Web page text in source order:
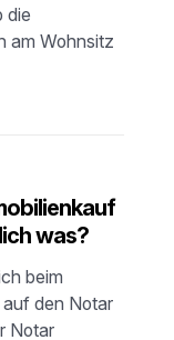
die
am Wohnsitz
was?
beim
den Notar
Notar